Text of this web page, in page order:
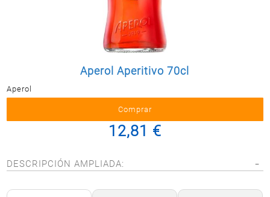
Aperol Aperitivo 70cl
Aperol
12,81 €
DESCRIPCIÓN AMPLIADA: